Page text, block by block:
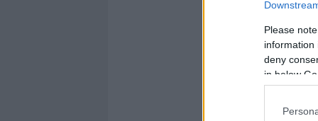
Please
information
deny
in below